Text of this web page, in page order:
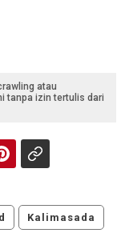
atau
tanpa izin tertulis dari
Kalimasada